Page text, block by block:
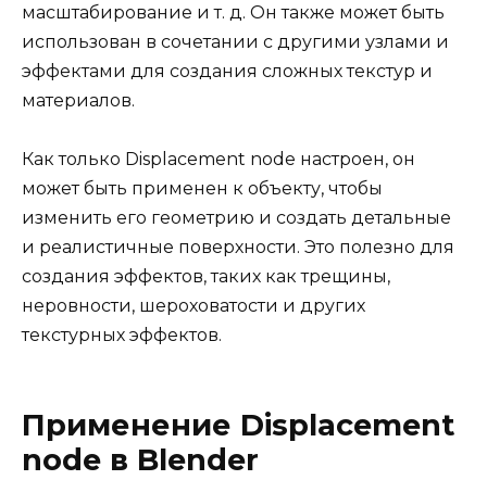
масштабирование и т. д. Он также может быть
использован в сочетании с другими узлами и
эффектами для создания сложных текстур и
материалов.
Как только Displacement node настроен, он
может быть применен к объекту, чтобы
изменить его геометрию и создать детальные
и реалистичные поверхности. Это полезно для
создания эффектов, таких как трещины,
неровности, шероховатости и других
текстурных эффектов.
Применение Displacement
node в Blender